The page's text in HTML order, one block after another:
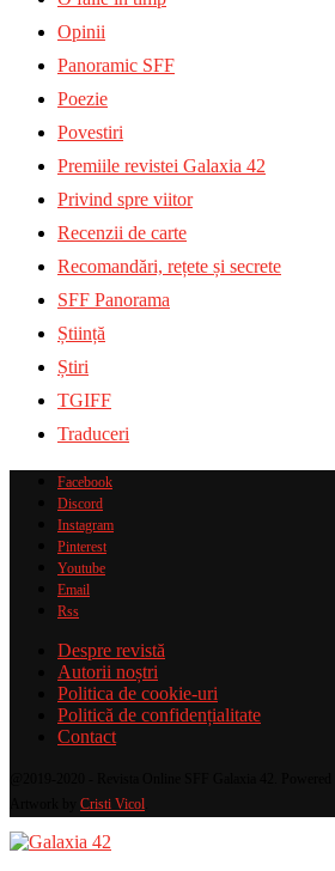
Opinii
Panoramic SFF
Poezie
Povestiri
Premiile revistei Galaxia 42
Privind spre viitor
Recenzii de carte
Recomandări, rețete și secrete
SFF Panorama
Știință
Știri
TGIFF
Traduceri
Facebook
Discord
Instagram
Pinterest
Youtube
Email
Rss
Despre revistă
Autorii noștri
Politica de cookie-uri
Politică de confidențialitate
Contact
Cristi Vicol